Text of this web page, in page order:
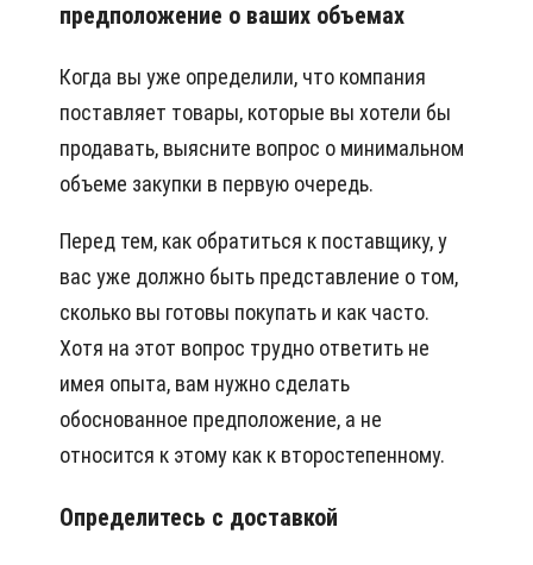
предположение о ваших объемах
Когда вы уже определили, что компания
поставляет товары, которые вы хотели бы
продавать, выясните вопрос о минимальном
объеме закупки в первую очередь.
Перед тем, как обратиться к поставщику, у
вас уже должно быть представление о том,
сколько вы готовы покупать и как часто.
Хотя на этот вопрос трудно ответить не
имея опыта, вам нужно сделать
обоснованное предположение, а не
относится к этому как к второстепенному.
Определитесь с доставкой